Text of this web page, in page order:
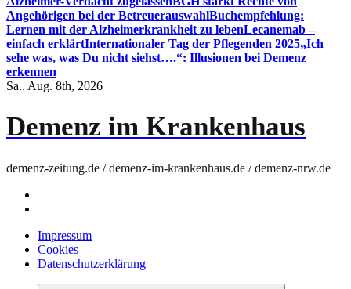
Angehörigen bei der BetreuerauswahlBuchempfehlung:
Lernen mit der Alzheimerkrankheit zu lebenLecanemab –
einfach erklärtInternationaler Tag der Pflegenden 2025„Ich
sehe was, was Du nicht siehst….“: Illusionen bei Demenz
erkennen
Sa.. Aug. 8th, 2026
Demenz im Krankenhaus
demenz-zeitung.de / demenz-im-krankenhaus.de / demenz-nrw.de
Impressum
Cookies
Datenschutzerklärung